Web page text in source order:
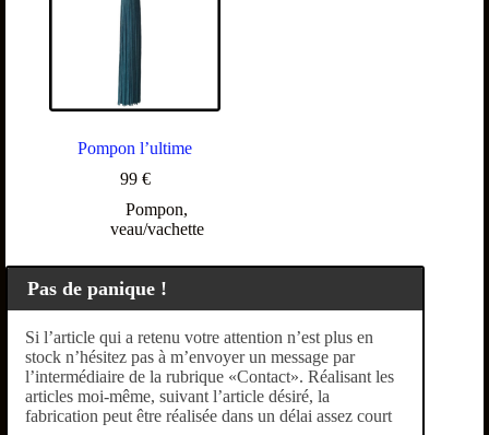
Pompon l’ultime
99 €
Pompon,
veau/vachette
Pas de panique !
Si l’article qui a retenu votre attention n’est plus en
stock n’hésitez pas à m’envoyer un message par
l’intermédiaire de la rubrique «Contact». Réalisant les
articles moi-même, suivant l’article désiré, la
fabrication peut être réalisée dans un délai assez court